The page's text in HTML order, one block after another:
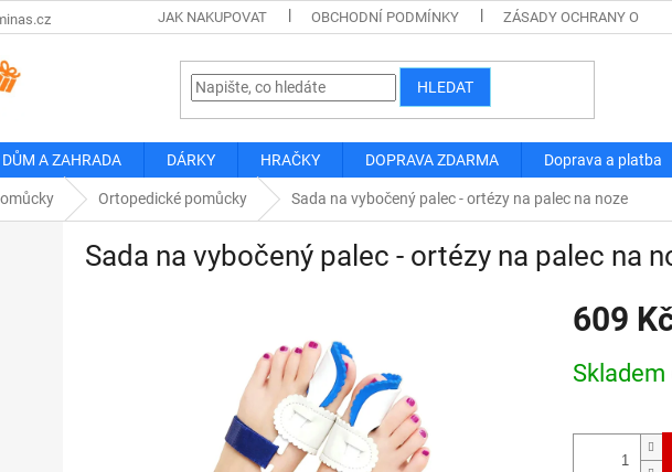
JAK NAKUPOVAT OBCHODNÍ PODMÍNKY ZÁSADY OCHRANY
HLEDAT
DŮM A ZAHRADA DÁRKY HRAČKY DOPRAVA ZDARMA Doprava a platba
Ortopedické pomůcky Sada na vybočený palec - ortézy na palec na noze
Sada na vybočený palec - ortézy na palec na
609
cena:
Skladem